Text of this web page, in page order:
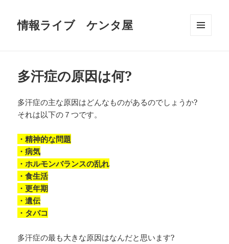
情報ライブ ケンタ屋
多汗症の原因は何?
多汗症の主な原因はどんなものがあるのでしょうか?
それは以下の７つです。
・精神的な問題
・病気
・ホルモンバランスの乱れ
・食生活
・更年期
・遺伝
・タバコ
多汗症の最も大きな原因はなんだと思います?